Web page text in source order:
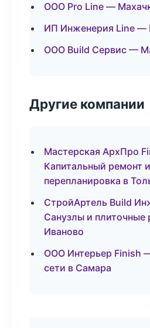
ООО Pro Line —
ИП Инженерия Line —
ООО Build Сервис —
Другие компании
Мастерская АрхПро
Капитальный ремонт и
перепланировка в
СтройАртель Build
Санузлы и плиточные
Иваново
ООО Интерьер Finish
сети в Самара